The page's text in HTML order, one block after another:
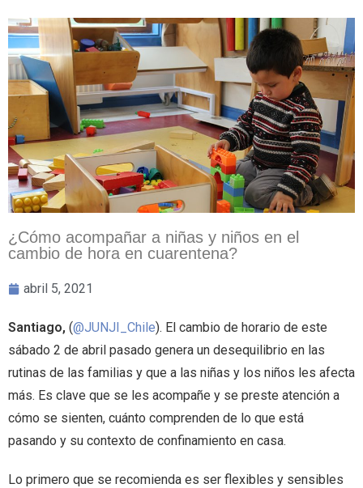
¿Cómo acompañar a niñas y niños en el
cambio de hora en cuarentena?
abril 5, 2021
Santiago, (@JUNJI_Chile). El cambio de horario de este
sábado 2 de abril pasado genera un desequilibrio en las
rutinas de las familias y que a las niñas y los niños les afecta
más. Es clave que se les acompañe y se preste atención a
cómo se sienten, cuánto comprenden de lo que está
pasando y su contexto de confinamiento en casa.
Lo primero que se recomienda es ser flexibles y sensibles